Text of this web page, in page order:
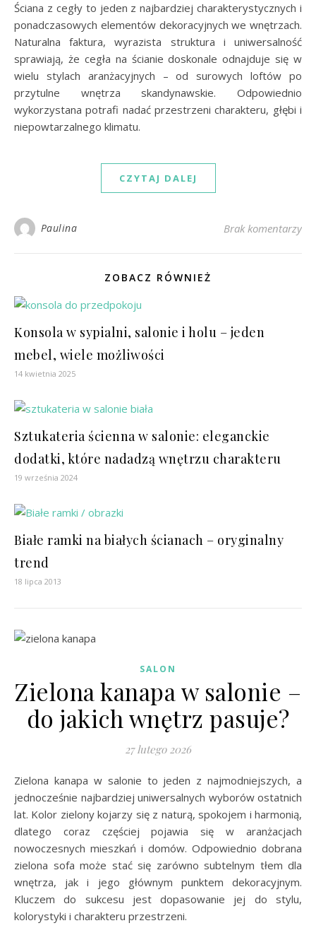
Ściana z cegły to jeden z najbardziej charakterystycznych i
ponadczasowych elementów dekoracyjnych we wnętrzach.
Naturalna faktura, wyrazista struktura i uniwersalność
sprawiają, że cegła na ścianie doskonale odnajduje się w
wielu stylach aranżacyjnych – od surowych loftów po
przytulne wnętrza skandynawskie. Odpowiednio
wykorzystana potrafi nadać przestrzeni charakteru, głębi i
niepowtarzalnego klimatu.
CZYTAJ DALEJ
Paulina Brak komentarzy
ZOBACZ RÓWNIEŻ
Konsola w sypialni, salonie i holu – jeden
mebel, wiele możliwości
14 kwietnia 2025
Sztukateria ścienna w salonie: eleganckie
dodatki, które nadadzą wnętrzu charakteru
19 września 2024
Białe ramki na białych ścianach – oryginalny
trend
18 lipca 2013
SALON
Zielona kanapa w salonie –
do jakich wnętrz pasuje?
27 lutego 2026
Zielona kanapa w salonie to jeden z najmodniejszych, a
jednocześnie najbardziej uniwersalnych wyborów ostatnich
lat. Kolor zielony kojarzy się z naturą, spokojem i harmonią,
dlatego coraz częściej pojawia się w aranżacjach
nowoczesnych mieszkań i domów. Odpowiednio dobrana
zielona sofa może stać się zarówno subtelnym tłem dla
wnętrza, jak i jego głównym punktem dekoracyjnym.
Kluczem do sukcesu jest dopasowanie jej do stylu,
kolorystyki i charakteru przestrzeni.